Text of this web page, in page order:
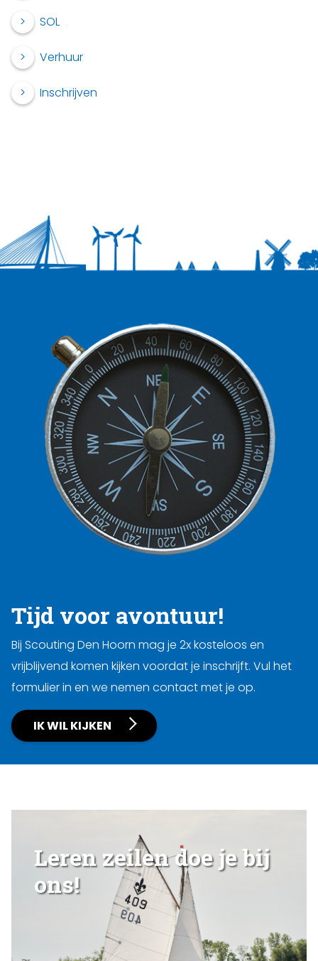
SOL
Verhuur
Inschrijven
Tijd voor avontuur!
Bij Scouting Den Hoorn mag je 2x kosteloos en
vrijblijvend komen kijken voordat je inschrijft. Vul het
formulier in en we nemen contact met je op.
IK WIL KIJKEN
Leren zeilen doe je bij
ons!